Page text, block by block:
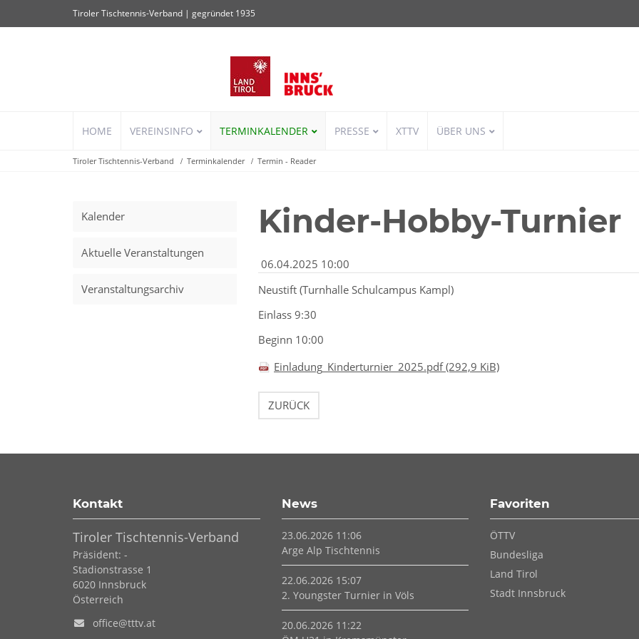
Tiroler Tischtennis-Verband | gegründet 1935
überspringen
HOME VEREINSINFO TERMINKALENDER PRESSE XTTV ÜBER UNS
Tiroler Tischtennis-Verband Terminkalender Termin - Reader
Kinder-Hobby-Turnier
06.04.2025 10:00
Neustift (Turnhalle Schulcampus Kampl)
Einlass 9:30
Beginn 10:00
Einladung_Kinderturnier_2025.pdf(292,9 KiB)
ZURÜCK
Kalender
Aktuelle Veranstaltungen
Veranstaltungsarchiv
Kontakt
Tiroler Tischtennis-Verband
Präsident: -
Stadionstrasse 1
6020 Innsbruck
Österreich
office@tttv.at
News
23.06.2026 11:06
Arge Alp Tischtennis
22.06.2026 15:07
2. Youngster Turnier in Völs
20.06.2026 11:22
Favoriten
Navigation
überspringen
ÖTTV
Bundesliga
Land Tirol
Stadt Innsbruck